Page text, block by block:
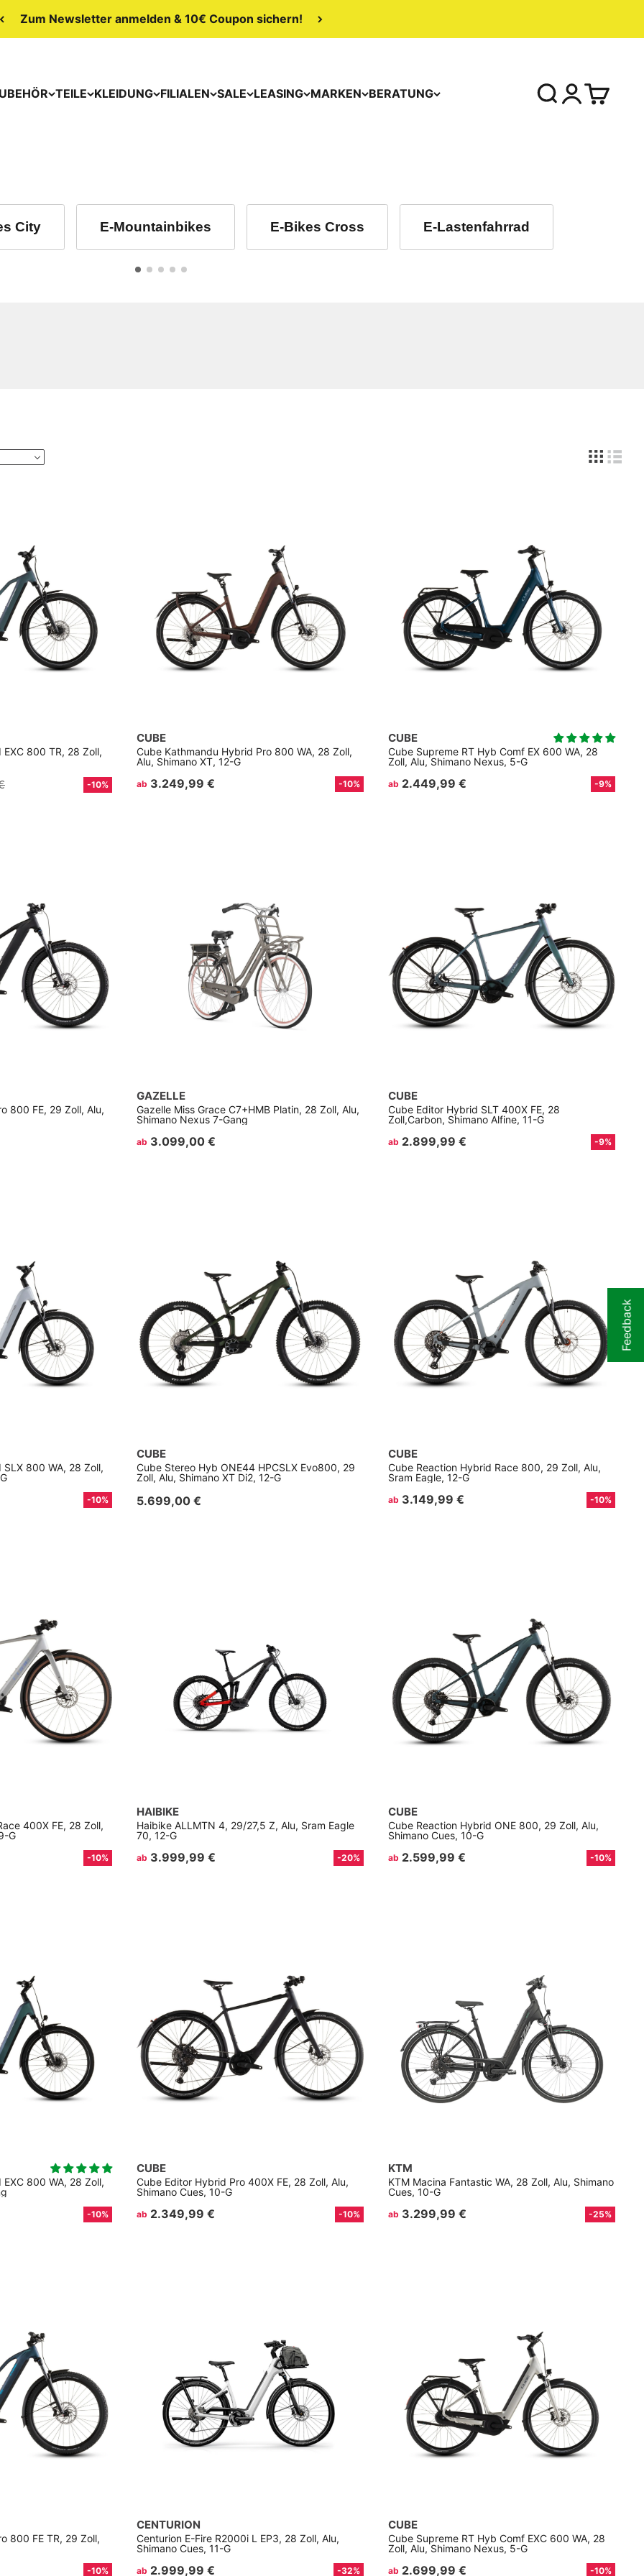
Zum Newsletter anmelden & 10€ Coupon sichern!
TEILE KLEIDUNG FILIALEN SALE LEASING MARKEN BERATUNG
City E-Mountainbikes E-Bikes Cross E-Lastenfahrrad
800 TR, 28 Zoll,
-10%
CUBE
Cube Kathmandu Hybrid Pro 800 WA, 28 Zoll,
Alu, Shimano XT, 12-G
ab 3.249,99 € -10%
CUBE
Cube Supreme RT Hyb Comf EX 600 WA, 28
Zoll, Alu, Shimano Nexus, 5-G
ab 2.449,99 € -9%
800 FE, 29 Zoll, Alu,
GAZELLE
Gazelle Miss Grace C7+HMB Platin, 28 Zoll, Alu,
Shimano Nexus 7-Gang
ab 3.099,00 €
CUBE
Cube Editor Hybrid SLT 400X FE, 28
Zoll,Carbon, Shimano Alfine, 11-G
ab 2.899,99 € -9%
800 WA, 28 Zoll,
-10%
CUBE
Cube Stereo Hyb ONE44 HPCSLX Evo800, 29
Zoll, Alu, Shimano XT Di2, 12-G
5.699,00 €
CUBE
Cube Reaction Hybrid Race 800, 29 Zoll, Alu,
Sram Eagle, 12-G
ab 3.149,99 € -10%
400X FE, 28 Zoll,
G
-10%
HAIBIKE
Haibike ALLMTN 4, 29/27,5 Z, Alu, Sram Eagle
70, 12-G
ab 3.999,99 € -20%
CUBE
Cube Reaction Hybrid ONE 800, 29 Zoll, Alu,
Shimano Cues, 10-G
ab 2.599,99 € -10%
800 WA, 28 Zoll,
-10%
CUBE
Cube Editor Hybrid Pro 400X FE, 28 Zoll, Alu,
Shimano Cues, 10-G
ab 2.349,99 € -10%
KTM
KTM Macina Fantastic WA, 28 Zoll, Alu, Shimano
Cues, 10-G
ab 3.299,99 € -25%
800 FE TR, 29 Zoll,
-10%
CENTURION
Centurion E-Fire R2000i L EP3, 28 Zoll, Alu,
Shimano Cues, 11-G
ab 2.999,99 € -32%
CUBE
Cube Supreme RT Hyb Comf EXC 600 WA, 28
Zoll, Alu, Shimano Nexus, 5-G
ab 2.699,99 € -10%
Feedback